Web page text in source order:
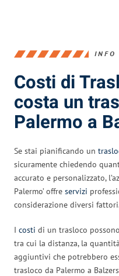
INFO
Costi di
costa un
Palermo a
Se stai pianificando un
sicuramente chiedendo
accurato e personalizzato,
Palermo’ offre servizi
considerazione diversi
I costi di un trasloco
tra cui la distanza, la
aggiuntivi che potrebbero
trasloco da Palermo a